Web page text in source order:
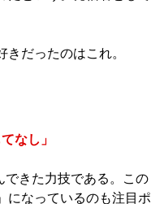
だったのはこれ。
なし」
できた力技である。この
になっているのも注目ポ